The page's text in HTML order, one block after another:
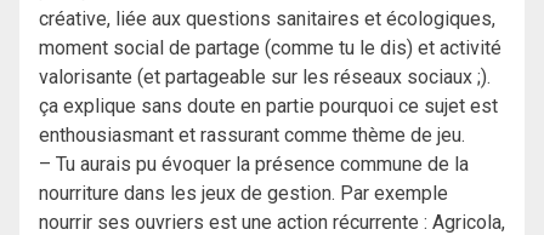
créative, liée aux questions sanitaires et écologiques,
moment social de partage (comme tu le dis) et activité
valorisante (et partageable sur les réseaux sociaux ;).
ça explique sans doute en partie pourquoi ce sujet est
enthousiasmant et rassurant comme thème de jeu.
– Tu aurais pu évoquer la présence commune de la
nourriture dans les jeux de gestion. Par exemple
nourrir ses ouvriers est une action récurrente : Agricola,